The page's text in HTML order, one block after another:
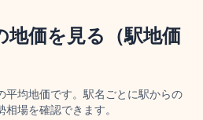
地価を見る（駅地価
平均地価です。駅名ごとに駅からの
場を確認できます。